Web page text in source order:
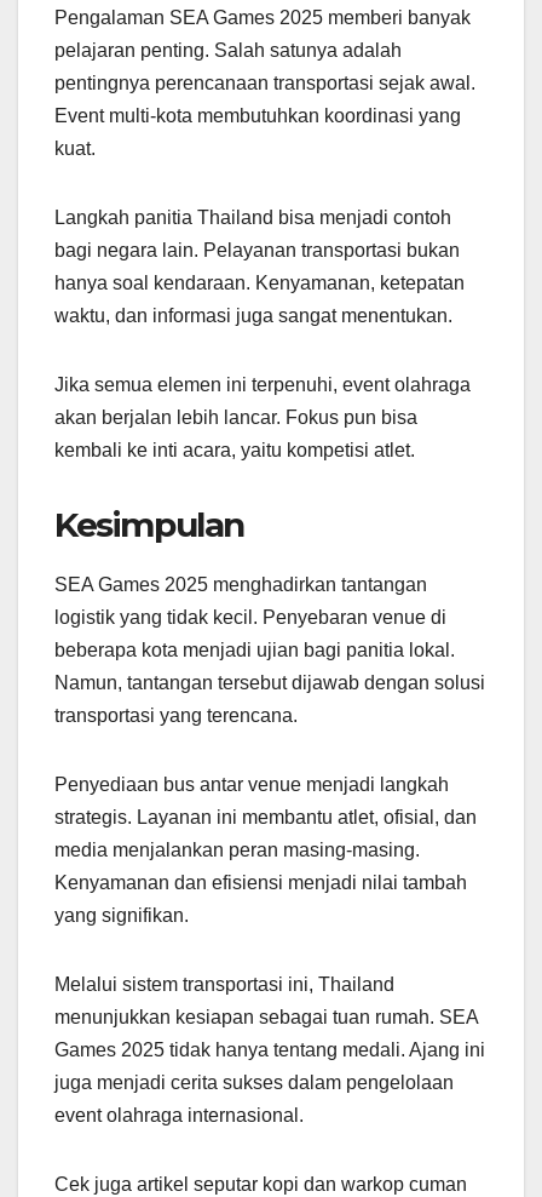
Pengalaman SEA Games 2025 memberi banyak
pelajaran penting. Salah satunya adalah
pentingnya perencanaan transportasi sejak awal.
Event multi-kota membutuhkan koordinasi yang
kuat.
Langkah panitia Thailand bisa menjadi contoh
bagi negara lain. Pelayanan transportasi bukan
hanya soal kendaraan. Kenyamanan, ketepatan
waktu, dan informasi juga sangat menentukan.
Jika semua elemen ini terpenuhi, event olahraga
akan berjalan lebih lancar. Fokus pun bisa
kembali ke inti acara, yaitu kompetisi atlet.
Kesimpulan
SEA Games 2025 menghadirkan tantangan
logistik yang tidak kecil. Penyebaran venue di
beberapa kota menjadi ujian bagi panitia lokal.
Namun, tantangan tersebut dijawab dengan solusi
transportasi yang terencana.
Penyediaan bus antar venue menjadi langkah
strategis. Layanan ini membantu atlet, ofisial, dan
media menjalankan peran masing-masing.
Kenyamanan dan efisiensi menjadi nilai tambah
yang signifikan.
Melalui sistem transportasi ini, Thailand
menunjukkan kesiapan sebagai tuan rumah. SEA
Games 2025 tidak hanya tentang medali. Ajang ini
juga menjadi cerita sukses dalam pengelolaan
event olahraga internasional.
Cek juga artikel seputar kopi dan warkop cuman